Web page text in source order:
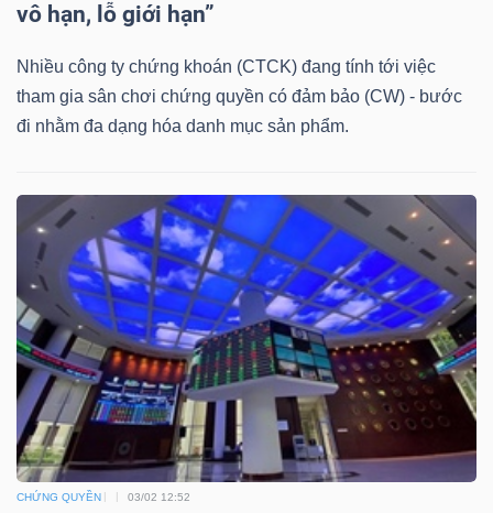
vô hạn, lỗ giới hạn”
Nhiều công ty chứng khoán (CTCK) đang tính tới việc
tham gia sân chơi chứng quyền có đảm bảo (CW) - bước
đi nhằm đa dạng hóa danh mục sản phẩm.
CHỨNG QUYỀN 03/02 12:52
BẤT
ĐỘNG
Mã
chứng
khoán
Tất cả Cổ phiếu Chỉ số Chứng chỉ quỹ Chứng
Lãnh
đạo
(-)